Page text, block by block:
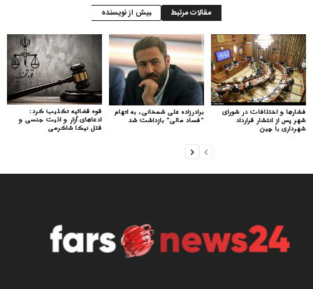
مقالات مرتبط بیش از نویسنده
قوه قضائیه تکذیب کرد:
ادعاهای آزار و اذیت جنسی و
قتل نیکا شاکرمی
برادرزاده علی شمخانی، به اتهام
“فساد مالی” بازداشت شد
فشارها و اختلافات در شورای
شهر پس از انتشار قرارداد
شهرداری با چین